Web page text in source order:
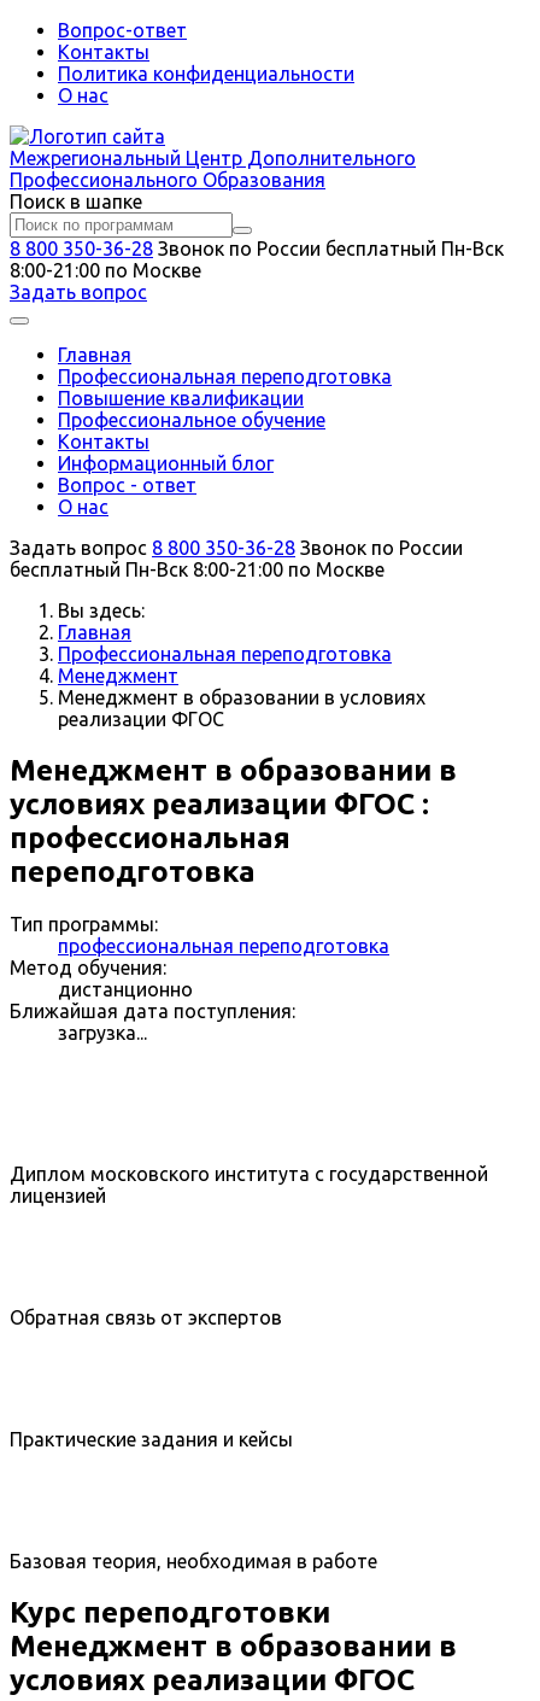
Вопрос-ответ
Контакты
Политика конфиденциальности
О нас
Межрегиональный Центр Дополнительного
Профессионального Образования
Поиск в шапке
8 800 350-36-28 Звонок по России бесплатный Пн-Вск
8:00-21:00 по Москве
Задать вопрос
Главная
Профессиональная переподготовка
Повышение квалификации
Профессиональное обучение
Контакты
Информационный блог
Вопрос - ответ
О нас
Задать вопрос 8 800 350-36-28 Звонок по России
бесплатный Пн-Вск 8:00-21:00 по Москве
Вы здесь:
Главная
Профессиональная переподготовка
Менеджмент
Менеджмент в образовании в условиях
реализации ФГОС
Менеджмент в образовании в
условиях реализации ФГОС :
профессиональная
переподготовка
Тип программы:
профессиональная переподготовка
Метод обучения:
дистанционно
Ближайшая дата поступления:
загрузка...
Диплом московского института с государственной
лицензией
Обратная связь от экспертов
Практические задания и кейсы
Базовая теория, необходимая в работе
Курс переподготовки
Менеджмент в образовании в
условиях реализации ФГОС